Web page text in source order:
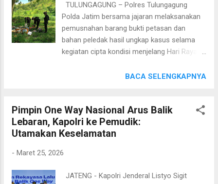
Dalam patroli tersebut, Kapolres Mojokerto
menyusuri area lokasi wisata, memantau
situasi serta berinteraksi langsung dengan
masyarakat. Kehadiran Kepolisian di tengah
aktivitas wisatawan diharapkan dapat
potensi gangguan kamtibmas. Kapolres
humanis. Ia mengingatkan pentingnya
pengawasan terhadap anak-anak serta
kewaspadaan terhadap ba...
TULUNGAGUNG – Polres Tulungagung
Polda Jatim bersama jajaran melaksanakan
pemusnahan barang bukti petasan dan
bahan peledak hasil ungkap kasus selama
kegiatan cipta kondisi menjelang Hari Raya
yang dimusnahkan mencapai 346 buah
kilogram dari berbagai jenis. Pemusnahan
dilakukan oleh Tim Jibom Gegana Brimob
Polda Jawa Timur dengan prosedur aman
Tulungagung Kompol Maga menjelaskan,
preventif kepolisian dalam menjaga situasi
BACA SELENGKAPNYA
Pimpin One Way Nasional Arus Balik
Lebaran, Kapolri ke Pemudik:
Utamakan Keselamatan
- Maret 25, 2026
JATENG - Kapolri Jenderal Listyo Sigit